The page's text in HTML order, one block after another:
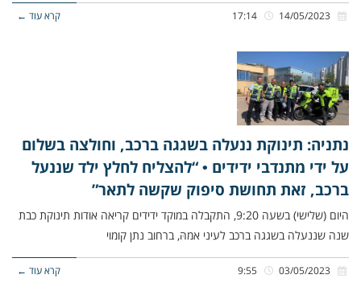
קרא עוד ←
נתניה: תינוקת ננעלה בשגגה ברכב, וחולצה בשלום
על ידי מתנדבי ידידים • “להצליח לחלץ ילד שננעל
ברכב, זאת תחושת סיפוק שקשה לתאר”
היום (שלישי) בשעה 9:20, התקבלה במוקד ידידים קריאה אודות תינוקת כבת
שנה שננעלה בשגגה ברכב לעיני אמהּ, ברחוב נתן קומוי
קרא עוד ←